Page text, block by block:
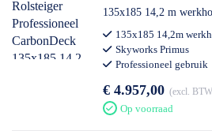
135x185 14,2 m
Voorloopleuning
135x185 14,2m
Skyworks Primus
Professioneel gebruik
€ 4.957,00 excl. BTW
Op voorraad